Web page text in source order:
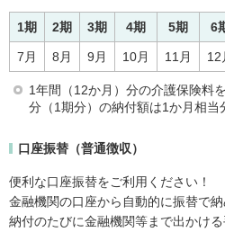
1期 2期 3期 4期 5期 6
7月 8月 9月 10月 11月 12
1年間（12か月）分の介護保険料
分（1期分）の納付額は1か月相当
口座振替（普通徴収）
便利な口座振替をご利用ください！
金融機関の口座から自動的に振替で納
納付のたびに金融機関等まで出かけ